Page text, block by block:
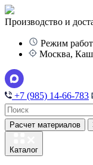
Производство и
Режим
Москва,
+7 (985) 14-66-783
Расчет материалов
Каталог